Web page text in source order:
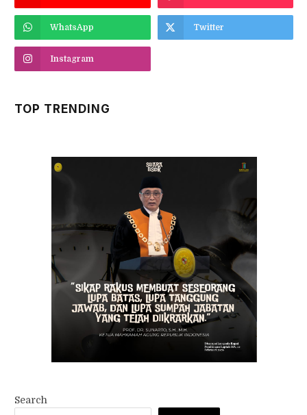
WhatsApp Twitter
Instagram
TOP TRENDING
Search